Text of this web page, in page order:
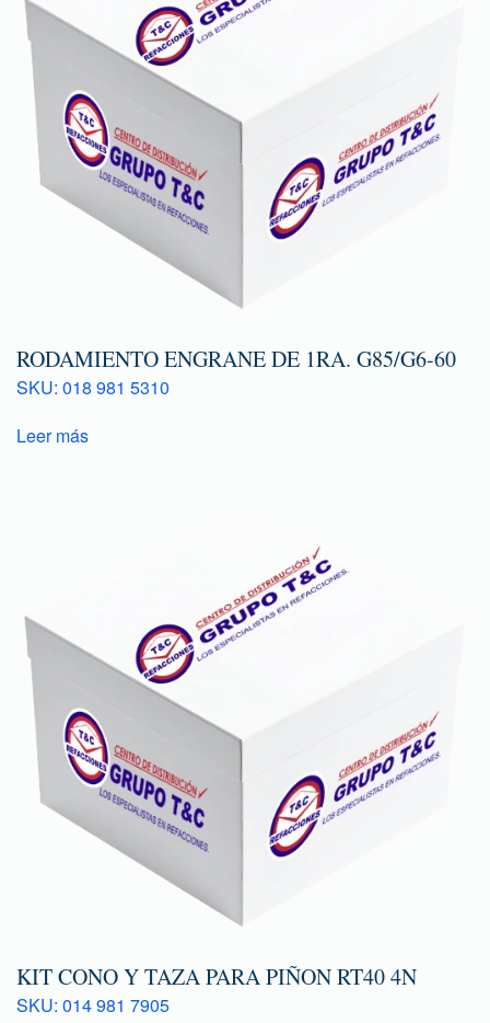
RODAMIENTO ENGRANE DE 1RA. G85/G6-60
SKU: 018 981 5310
Leer más
KIT CONO Y TAZA PARA PIÑON RT40 4N
SKU: 014 981 7905